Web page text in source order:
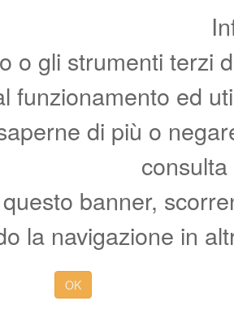
o gli strumenti terzi
funzionamento ed
di più o
banner,
la navigazione in
OK